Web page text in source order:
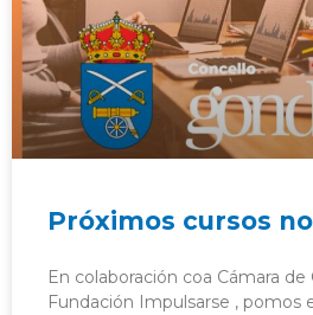
Próximos cursos
En colaboración coa Cámara
Fundación Impulsarse , pomos